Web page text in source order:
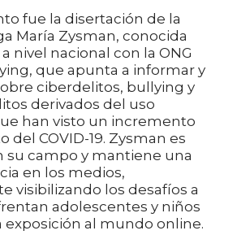
fue la disertación de la
María Zysman, conocida
nivel nacional con la ONG
que apunta a informar y
ciberdelitos, bullying y
derivados del uso
han visto un incremento
del COVID-19. Zysman es
su campo y mantiene una
en los medios,
visibilizando los desafíos a
adolescentes y niños
exposición al mundo online.